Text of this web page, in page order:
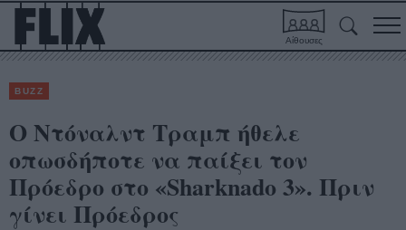
Αίθουσες
BUZZ
Ο Ντόναλντ Τραμπ ήθελε
οπωσδήποτε να παίξει τον
Πρόεδρο στο «Sharknado 3». Πριν
γίνει Πρόεδρος